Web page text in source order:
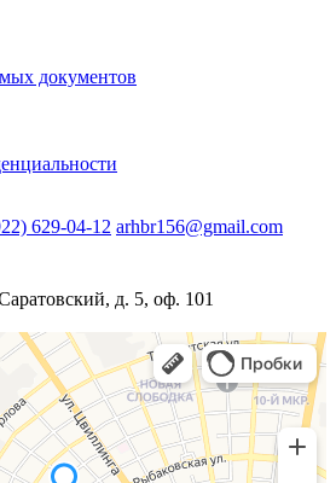
документов
629-04-12 arhbr156@gmail.com
д. 5, оф. 101